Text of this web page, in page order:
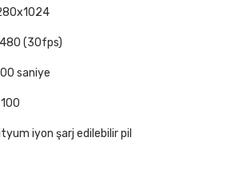
(30fps)
saniye
iyon şarj edilebilir pil